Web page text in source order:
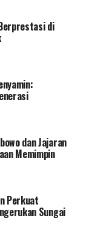
di
dan Jajaran
Memimpin
Perkuat
Sungai